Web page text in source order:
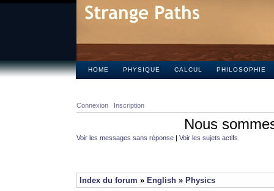
HOME PHYSIQUE CALCUL PHILOSOPHIE
Connexion Inscription
Nous
Voir les messages sans réponse | Voir les sujets actifs
Index du forum » English » Physics